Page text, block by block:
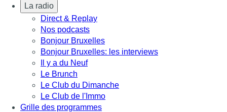
La radio
Direct & Replay
Nos podcasts
Bonjour Bruxelles
Bonjour Bruxelles: les interviews
Il y a du Neuf
Le Brunch
Le Club du Dimanche
Le Club de l'Immo
Grille des programmes